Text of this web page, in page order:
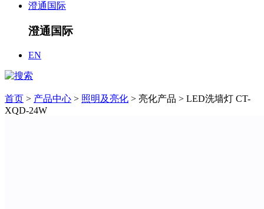
澄通国际
澄通国际
EN
首页 > 产品中心 > 照明及亮化 > 亮化产品 > LED洗墙灯 CT-
XQD-24W